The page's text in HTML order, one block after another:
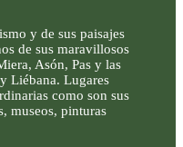
y de sus paisajes
de sus maravillosos
Asón, Pas y las
Liébana. Lugares
como son sus
museos, pinturas